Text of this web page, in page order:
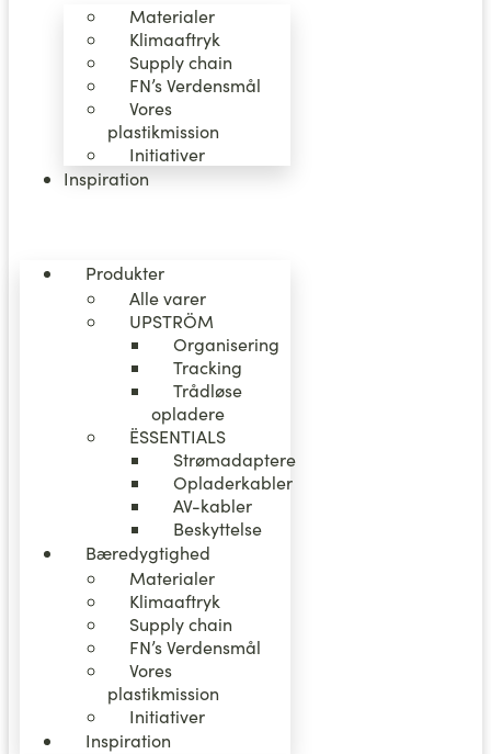
Materialer
Klimaaftryk
Supply chain
FN’s Verdensmål
Vores
plastikmission
Initiativer
Inspiration
Produkter
Alle varer
UPSTRÖM
Organisering
Tracking
Trådløse
opladere
ËSSENTIALS
Strømadaptere
Opladerkabler
AV-kabler
Beskyttelse
Bæredygtighed
Materialer
Klimaaftryk
Supply chain
FN’s Verdensmål
Vores
plastikmission
Initiativer
Inspiration